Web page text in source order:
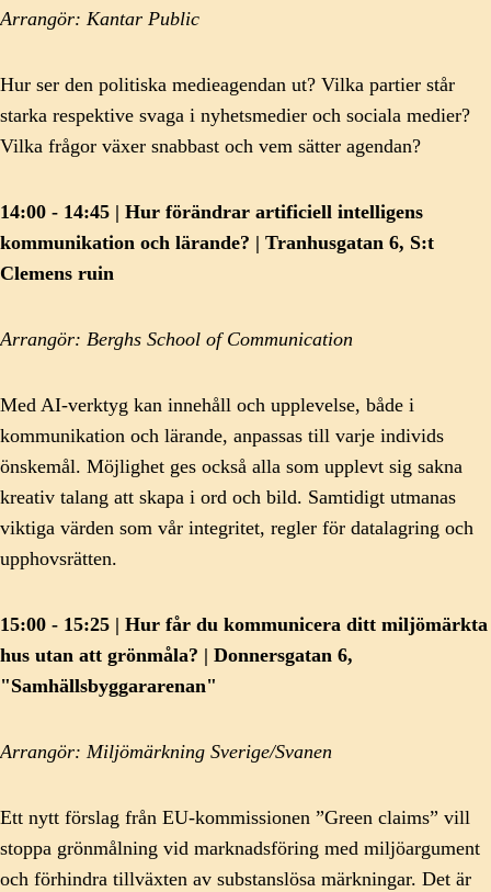
Arrangör: Kantar Public
Hur ser den politiska medieagendan ut? Vilka partier står
starka respektive svaga i nyhetsmedier och sociala medier?
Vilka frågor växer snabbast och vem sätter agendan?
14:00 - 14:45 | Hur förändrar artificiell intelligens
kommunikation och lärande? | Tranhusgatan 6, S:t
Clemens ruin
Arrangör: Berghs School of Communication
Med AI-verktyg kan innehåll och upplevelse, både i
kommunikation och lärande, anpassas till varje individs
önskemål. Möjlighet ges också alla som upplevt sig sakna
kreativ talang att skapa i ord och bild. Samtidigt utmanas
viktiga värden som vår integritet, regler för datalagring och
upphovsrätten.
15:00 - 15:25 | Hur får du kommunicera ditt miljömärkta
hus utan att grönmåla? | Donnersgatan 6,
"Samhällsbyggararenan"
Arrangör: Miljömärkning Sverige/Svanen
Ett nytt förslag från EU-kommissionen ”Green claims” vill
stoppa grönmålning vid marknadsföring med miljöargument
och förhindra tillväxten av substanslösa märkningar. Det är